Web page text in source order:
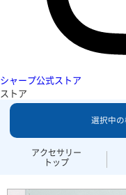
シャープ公式ストア
ストア
アクセサリー
トップ
選択中の